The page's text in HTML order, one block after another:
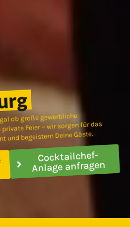
ob große gewerbliche
Feier – wir sorgen für das
und begeistern Deine Gäste.
Cocktailchef-
Anlage anfragen